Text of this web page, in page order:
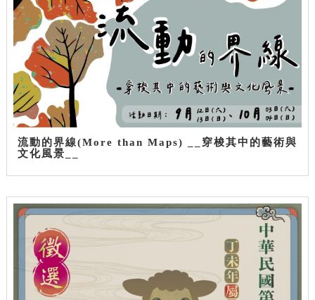
流動的界線(More than Maps) __穿梭其中的藝術與
文化風景__